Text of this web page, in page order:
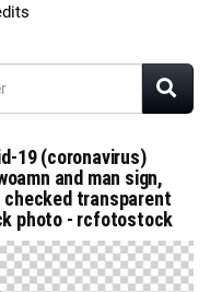
Credits
19 (coronavirus)
and man sign,
transparent
photo - rcfotostock